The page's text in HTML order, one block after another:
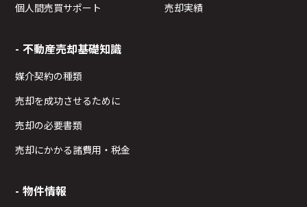
個人間売買サポート
売却実績
不動産売却基礎知識
媒介契約の種類
売却を成功させるために
売却の必要書類
売却にかかる諸費用・税金
物件情報